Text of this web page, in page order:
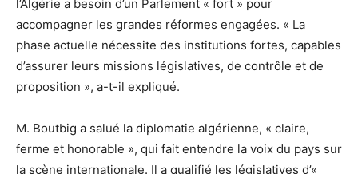
l’Algérie a besoin d’un Parlement « fort » pour
accompagner les grandes réformes engagées. « La
phase actuelle nécessite des institutions fortes, capables
d’assurer leurs missions législatives, de contrôle et de
proposition », a-t-il expliqué.
M. Boutbig a salué la diplomatie algérienne, « claire,
ferme et honorable », qui fait entendre la voix du pays sur
la scène internationale. Il a qualifié les législatives d’«